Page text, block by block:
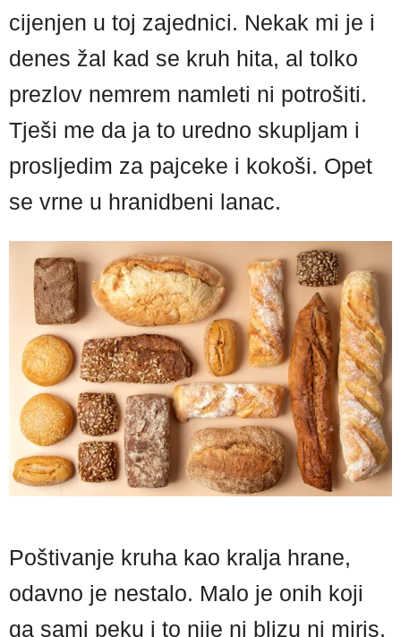
cijenjen u toj zajednici. Nekak mi je i
denes žal kad se kruh hita, al tolko
prezlov nemrem namleti ni potrošiti.
Tješi me da ja to uredno skupljam i
prosljedim za pajceke i kokoši. Opet
se vrne u hranidbeni lanac.
Poštivanje kruha kao kralja hrane,
odavno je nestalo. Malo je onih koji
ga sami peku i to nije ni blizu ni miris,